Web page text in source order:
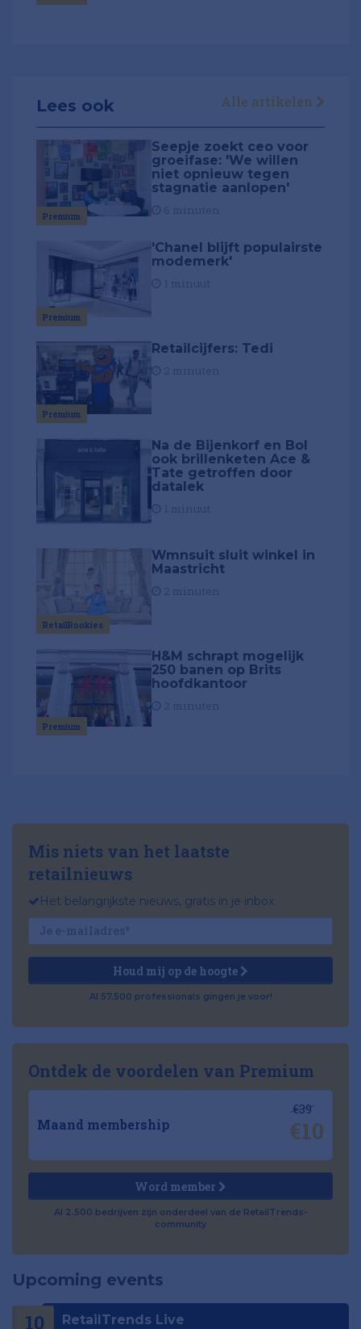
Lees ook Alle artikelen
Premium
Seepje zoekt ceo voor
groeifase: 'We willen
niet opnieuw tegen
stagnatie aanlopen'
Premium
'Chanel blijft populairste
modemerk'
Premium
Retailcijfers: Tedi
Na de Bijenkorf en Bol
ook brillenketen Ace &
Tate getroffen door
datalek
RetailRookies
Wmnsuit sluit winkel in
Maastricht
Premium
H&M schrapt mogelijk
250 banen op Brits
hoofdkantoor
Mis niets van het laatste
retailnieuws
Het belangrijkste nieuws, gratis in je inbox
Houd mij op de hoogte
Al 57.500 professionals gingen je voor!
Ontdek de voordelen van Premium
Maand membership
€39
€10
Word member
Al 2.500 bedrijven zijn onderdeel van de RetailTrends-
community
Upcoming events
10 RetailTrends Live